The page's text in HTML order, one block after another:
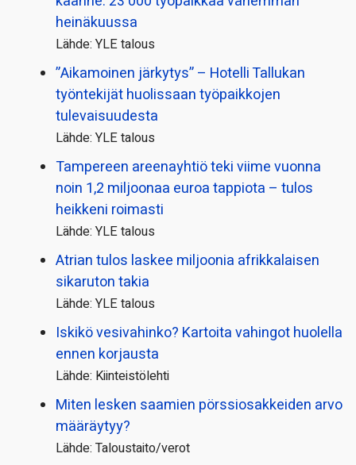
heinäkuussa
Lähde: YLE talous
”Aikamoinen järkytys” – Hotelli Tallukan
työntekijät huolissaan työpaikkojen
tulevaisuudesta
Lähde: YLE talous
Tampereen areenayhtiö teki viime vuonna
noin 1,2 miljoonaa euroa tappiota – tulos
heikkeni roimasti
Lähde: YLE talous
Atrian tulos laskee miljoonia afrikkalaisen
sikaruton takia
Lähde: YLE talous
Iskikö vesivahinko? Kartoita vahingot huolella
ennen korjausta
Lähde: Kiinteistölehti
Miten lesken saamien pörssi­osakkeiden arvo
määräytyy?
Lähde: Taloustaito/verot